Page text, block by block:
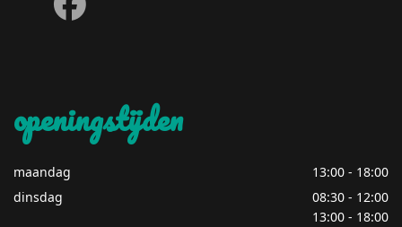
facebook
openingstijden
maandag
13:00 - 18:00
dinsdag
08:30 - 12:00
13:00 - 18:00